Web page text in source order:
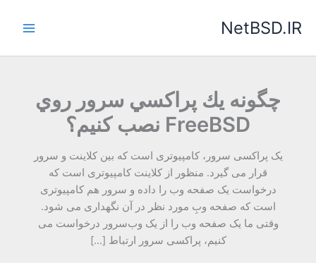
NetBSD.IR
چگونه يك پراكسي سرور روي
FreeBSD نصب كنيم؟
یک پراکسی سرور، کامپیوتری است که بین کلاینت و سرور
قرار می گیرد. منظور از کلاینت کامپیوتری است که
درخواست یک صفحه وب را داده و سرور هم کامپیوتری
است که صفحه وبِ مورد نظر در آن نگهداری می شود.
وقتی ما یک صفحه وب را از یک وب‌سرور درخواست می
کنیم، پراکسی سرور ارتباط […]